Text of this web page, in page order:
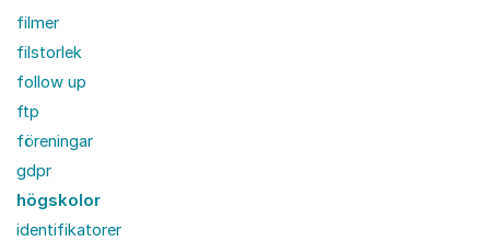
filmer
filstorlek
follow up
ftp
föreningar
gdpr
högskolor
identifikatorer